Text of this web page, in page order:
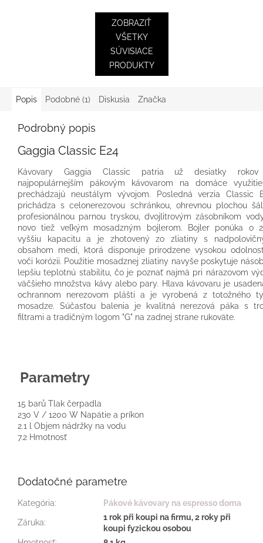
ZOBRAZIŤ
VŠETKY
SÚVISIACE
PRODUKTY
Popis Podobné (1) Diskusia Značka
Podrobný popis
Gaggia Classic E24
Kávovary Gaggia Classic patria už desiatky
najpopulárnejším pákovým kávovarom na domáce
prechádzajú neustálym vývojom. Posledná verzia Classic
prichádza s celonerezovou schránkou, ohrevnou plochou
profesionálnou parnou tryskou, dvojlitrovým zásobníkom
novo tiež veľkým mosadzným bojlerom. Bojler ponúka o
vyššiu kapacitu a je zhotovený zo zliatiny s
obsahom medi, ktorá disponuje prirodzene vysokou
voči korózii. Použitie mosadznej zliatiny navyše poskytuje
lepšiu teplotnú stabilitu, čo je poznať najmä pri nárazovom
väčšieho množstva kávy alebo pary. Hlava kávovaru je
ochrannom nerezovom plášti a je vyrobená z totožného
mosadze. Súčasťou balenia je kvalitná nerezová páka s
filtrami a tradičným logom "G" na zadnej strane rukoväte.
Parametry
15 barů Tlak čerpadla
230 V / 1200 W Napätie a príkon
2.1 l Objem nádržky na vodu
7.2 Hmotnosť
Dodatočné parametre
Kategória: Pákové kávovary na espresso doma
Záruka:
1 rok při koupi na firmu, 2 roky při
koupi fyzickou osobou